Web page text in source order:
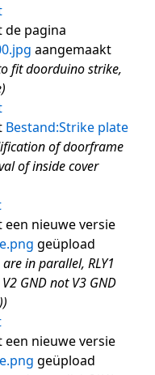
pagina
aangemaakt
fit doorduino strike,
Bestand:Strike plate
of doorframe
of inside cover
nieuwe versie
geüpload
in parallel, RLY1
GND not V3 GND
nieuwe versie
geüpload